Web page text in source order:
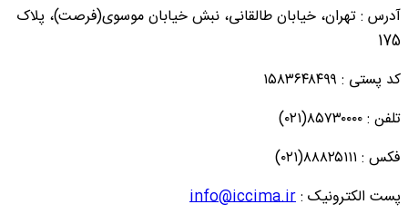
آدرس : تهران، خیابان طالقانی، نبش خیابان موسوی(فرصت)، پلاک
175
کد پستی : ۱۵۸۳۶۴۸۴۹۹
تلفن : ۸۵۷۳۰۰۰۰(۰۲۱)
فکس : ۸۸۸۲۵۱۱۱(۰۲۱)
پست الکترونیک :info@iccima.ir